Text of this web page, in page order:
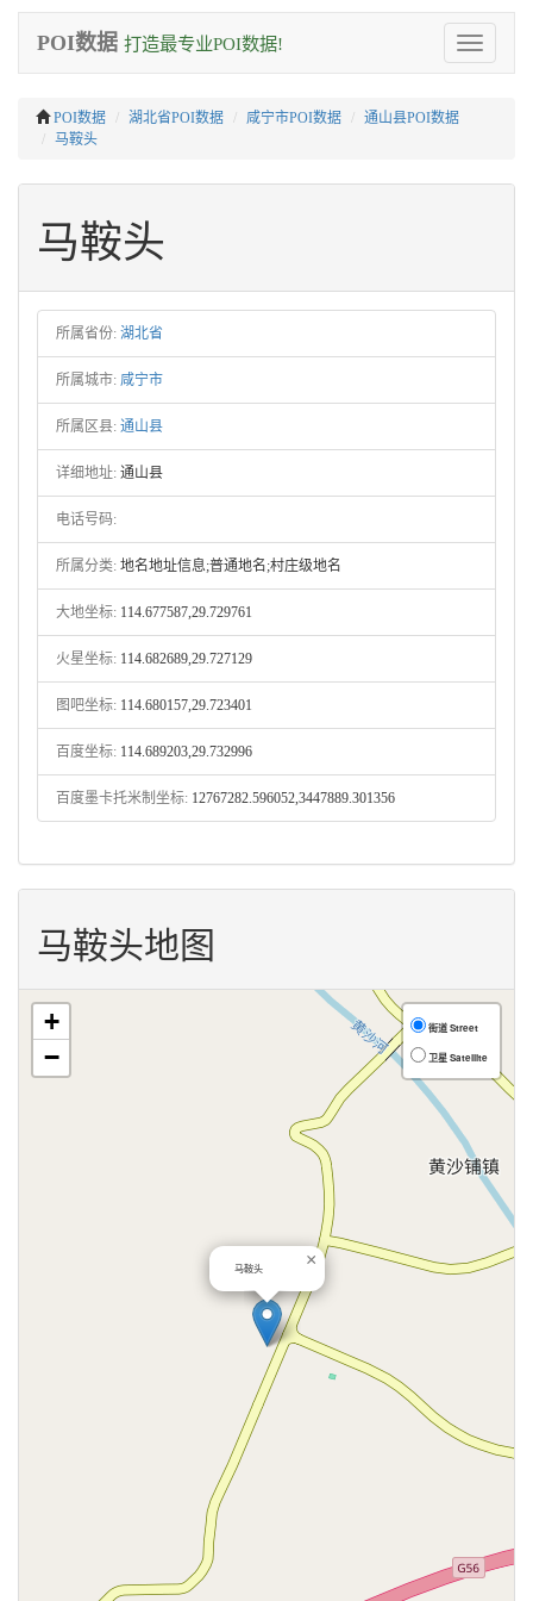
Toggle
navigation
POI数据 打造最专业POI数据!
POI数据 湖北省POI数据 咸宁市POI数据
通山县POI数据
马鞍头
马鞍头
所属省份: 湖北省
所属城市: 咸宁市
所属区县: 通山县
详细地址: 通山县
电话号码:
所属分类: 地名地址信息;普通地名;村庄级地名
大地坐标: 114.677587,29.729761
火星坐标: 114.682689,29.727129
图吧坐标: 114.680157,29.723401
百度坐标: 114.689203,29.732996
百度墨卡托米制坐标: 12767282.596052,3447889.301356
马鞍头地图
马鞍头 ×
+
−
街道 Street
卫星 Satellite